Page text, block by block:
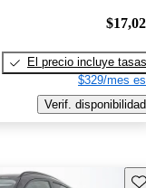
El precio incluye tasas
$329/mes
Verif. disponibilidad